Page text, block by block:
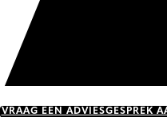
VRAAG EEN ADVIESGESPREK